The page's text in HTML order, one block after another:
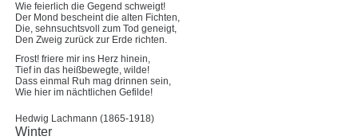
Wie feierlich die Gegend schweigt!
Der Mond bescheint die alten Fichten,
Die, sehnsuchtsvoll zum Tod geneigt,
Den Zweig zurück zur Erde richten.
Frost! friere mir ins Herz hinein,
Tief in das heißbewegte, wilde!
Dass einmal Ruh mag drinnen sein,
Wie hier im nächtlichen Gefilde!
Hedwig Lachmann (1865-1918)
Winter